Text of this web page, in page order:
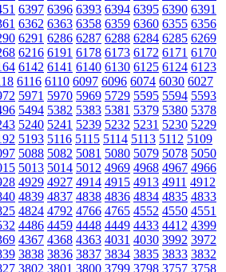
6397 6396 6393 6394 6395 6390 6391
6362 6363 6358 6359 6360 6355 6356
6291 6286 6287 6288 6284 6285 6269
6216 6191 6178 6173 6172 6171 6170
6142 6141 6140 6130 6125 6124 6123
6116 6110 6097 6096 6074 6030 6027
5971 5970 5969 5729 5595 5594 5593
5494 5382 5383 5381 5379 5380 5378
5240 5241 5239 5232 5231 5230 5229
5193 5116 5115 5114 5113 5112 5109
5088 5082 5081 5080 5079 5078 5050
5013 5014 5012 4969 4968 4967 4966
4929 4927 4914 4915 4913 4911 4912
4839 4837 4838 4836 4834 4835 4833
4824 4792 4766 4765 4552 4550 4551
4486 4459 4448 4449 4433 4412 4399
4367 4368 4363 4031 4030 3992 3972
3838 3836 3837 3834 3835 3833 3832
3802 3801 3800 3799 3798 3757 3758